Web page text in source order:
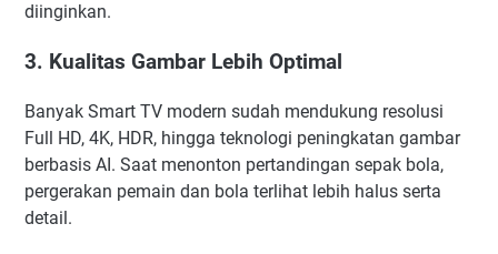
diinginkan.
3. Kualitas Gambar Lebih Optimal
Banyak Smart TV modern sudah mendukung resolusi
Full HD, 4K, HDR, hingga teknologi peningkatan gambar
berbasis AI. Saat menonton pertandingan sepak bola,
pergerakan pemain dan bola terlihat lebih halus serta
detail.